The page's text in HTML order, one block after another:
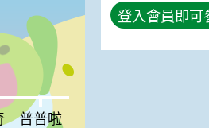
普普啦:0%
普普啦
登入會員即可